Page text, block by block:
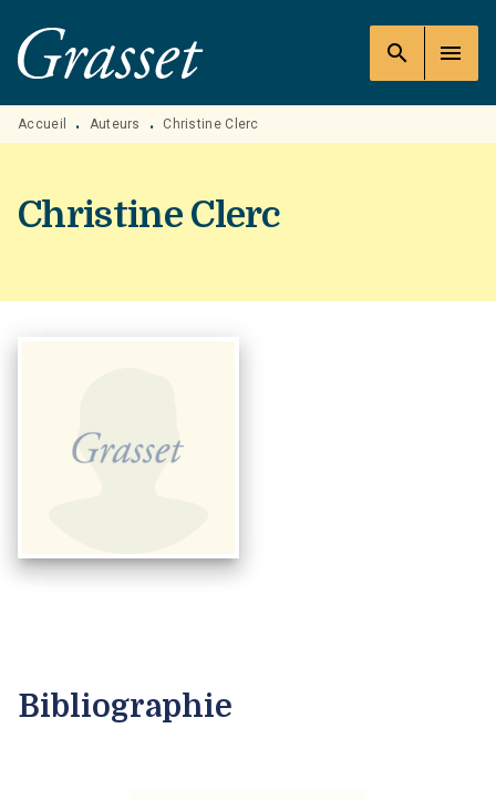
MENU RECHERCHE
PIED DE PAGE
search menu
Accueil • Auteurs • Christine Clerc
Christine Clerc
Bibliographie